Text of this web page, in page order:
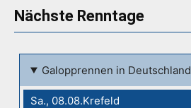
Nächste Renntage
Galopprennen in Deutschland
Sa., 08.08.Krefeld